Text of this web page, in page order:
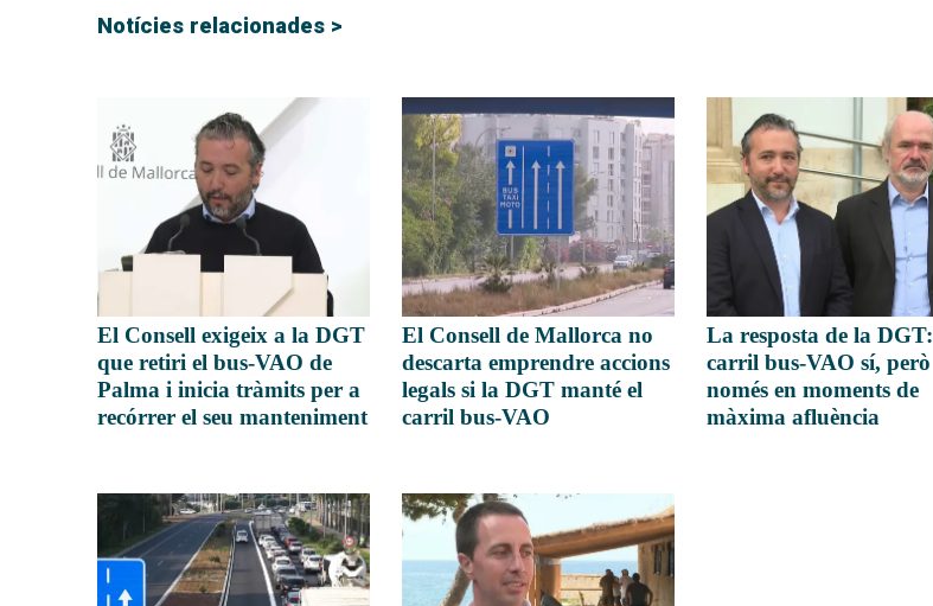
Notícies relacionades >
El Consell exigeix a la DGT
que retiri el bus-VAO de
Palma i inicia tràmits per a
recórrer el seu manteniment
El Consell de Mallorca no
descarta emprendre accions
legals si la DGT manté el
carril bus-VAO
La resposta de la DGT:
carril bus-VAO sí, però
només en moments de
màxima afluència